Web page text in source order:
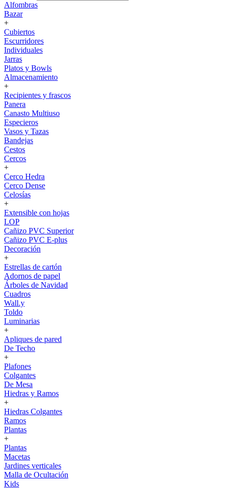
Alfombras
Bazar
+
Cubiertos
Escurridores
Individuales
Jarras
Platos y Bowls
Almacenamiento
+
Recipientes y frascos
Panera
Canasto Multiuso
Especieros
Vasos y Tazas
Bandejas
Cestos
Cercos
+
Cerco Hedra
Cerco Dense
Celosías
+
Extensible con hojas
LOP
Cañizo PVC Superior
Cañizo PVC E-plus
Decoración
+
Estrellas de cartón
Adornos de papel
Árboles de Navidad
Cuadros
Wall.y
Toldo
Luminarias
+
Apliques de pared
De Techo
+
Plafones
Colgantes
De Mesa
Hiedras y Ramos
+
Hiedras Colgantes
Ramos
Plantas
+
Plantas
Macetas
Jardines verticales
Malla de Ocultación
Kids